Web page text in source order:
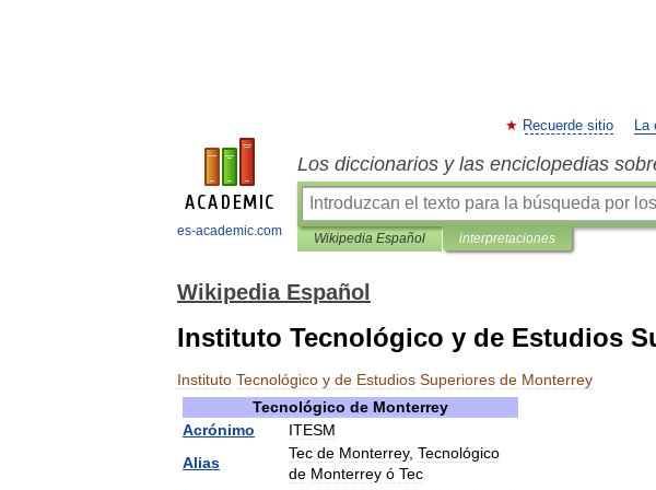
es-academic.com
Recuerde sitio La
Los diccionarios y las enciclopedias
Wikipedia Español interpretaciones
Wikipedia Español
Instituto Tecnológico y de Estudios
Instituto Tecnológico y de Estudios Superiores de Monterrey
Tecnológico de Monterrey
Acrónimo
ITESM
Alias
Tec de Monterrey, Tecnológico
de Monterrey ó Tec